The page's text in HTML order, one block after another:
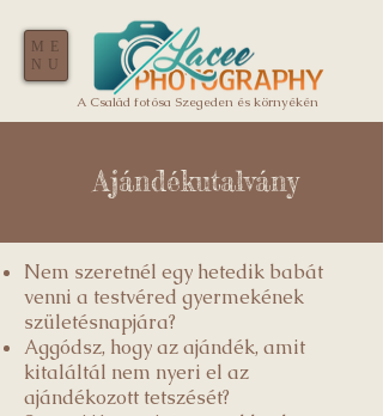
A Család fotósa Szegeden és környékén
ME
NU
Ajándékutalvány
Nem szeretnél egy hetedik babát
venni a testvéred gyermekének
születésnapjára?
Aggódsz, hogy az ajándék, amit
kitaláltál nem nyeri el az
ajándékozott tetszését?